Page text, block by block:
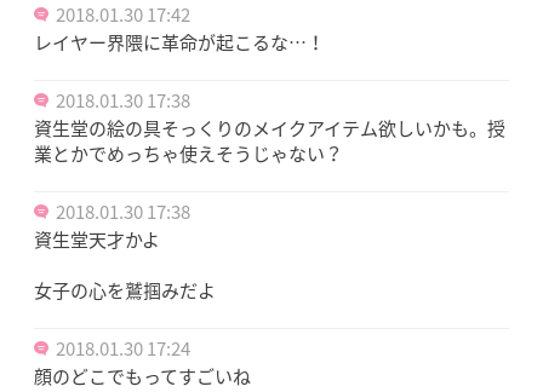
2018.01.30 17:42
レイヤー界隈に革命が起こるな…！
2018.01.30 17:38
資生堂の絵の具そっくりのメイクアイテム欲しいかも。授
業とかでめっちゃ使えそうじゃない？
2018.01.30 17:38
資生堂天才かよ
女子の心を鷲掴みだよ
2018.01.30 17:24
顔のどこでもってすごいね